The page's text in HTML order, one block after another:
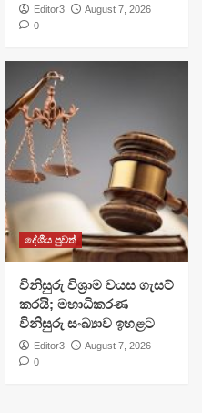
Editor3
August 7, 2026
0
දේශීය පුවත්
විනිසුරු විශ්‍රාම වයස ගැසට්
කරයි; මහාධිකරණ
විනිසුරු සංඛ්‍යාව ඉහළට
Editor3
August 7, 2026
0